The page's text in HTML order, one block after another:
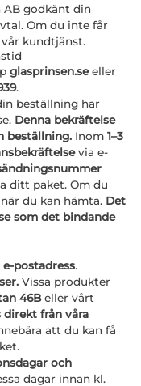
AB godkänt din
Om du inte får
kundtjänst.
glasprinsen.seeller
.
beställning har
Denna bekräftelse
beställning. Inom 1–3
via e-
ditt paket. Om du
du kan hämta. Det
som det bindande
postadress.
Vissa produkter
46Beller vårt
direkt från våra
att du kan få
och
dagar innan kl.